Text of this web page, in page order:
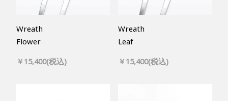
Wreath
Flower
￥15,400(税込)
Wreath
Leaf
￥15,400(税込)